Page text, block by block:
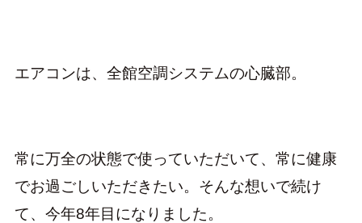
エアコンは、全館空調システムの心臓部。
常に万全の状態で使っていただいて、常に健康
でお過ごしいただきたい。そんな想いで続け
て、今年8年目になりました。